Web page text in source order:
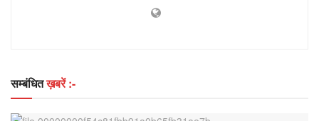
सम्बंधितख़बरें :-